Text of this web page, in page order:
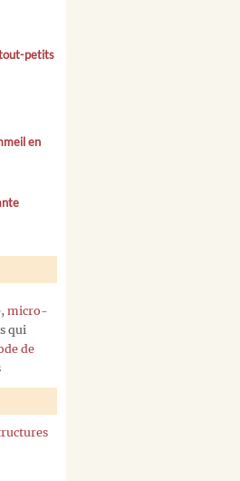
tout-petits
en
, micro-
qui
de